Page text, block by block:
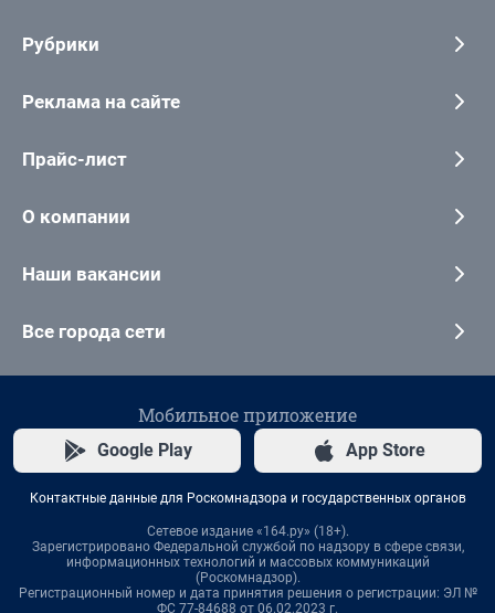
Рубрики
Реклама на сайте
Прайс-лист
О компании
Наши вакансии
Все города сети
Мобильное приложение
Google Play App Store
Контактные данные для Роскомнадзора и государственных органов
Сетевое издание «164.ру» (18+).
Зарегистрировано Федеральной службой по надзору в сфере связи,
информационных технологий и массовых коммуникаций
(Роскомнадзор).
Регистрационный номер и дата принятия решения о регистрации: ЭЛ №
ФС 77-84688 от 06.02.2023 г.